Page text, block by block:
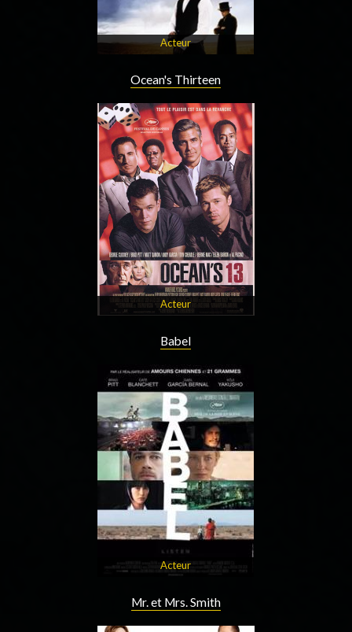
Acteur
Ocean's Thirteen
Acteur
Babel
Acteur
Mr. et Mrs. Smith